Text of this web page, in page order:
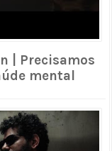
| Precisamos
mental